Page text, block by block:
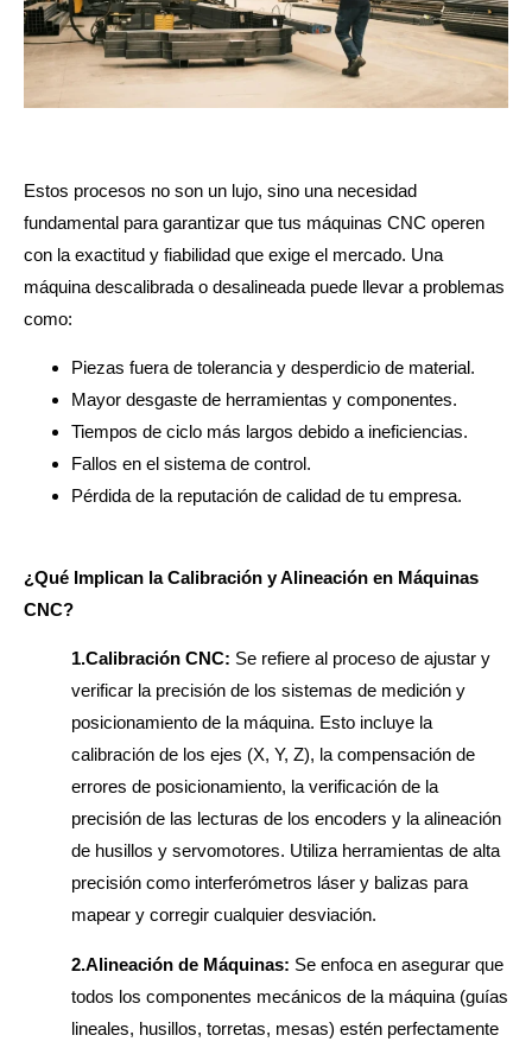
Estos procesos no son un lujo, sino una necesidad
fundamental para garantizar que tus máquinas CNC operen
con la exactitud y fiabilidad que exige el mercado. Una
máquina descalibrada o desalineada puede llevar a problemas
como:
Piezas fuera de tolerancia y desperdicio de material.
Mayor desgaste de herramientas y componentes.
Tiempos de ciclo más largos debido a ineficiencias.
Fallos en el sistema de control.
Pérdida de la reputación de calidad de tu empresa.
¿Qué Implican la Calibración y Alineación en Máquinas
CNC?
1.Calibración CNC: Se refiere al proceso de ajustar y
verificar la precisión de los sistemas de medición y
posicionamiento de la máquina. Esto incluye la
calibración de los ejes (X, Y, Z), la compensación de
errores de posicionamiento, la verificación de la
precisión de las lecturas de los encoders y la alineación
de husillos y servomotores. Utiliza herramientas de alta
precisión como interferómetros láser y balizas para
mapear y corregir cualquier desviación.
2.Alineación de Máquinas: Se enfoca en asegurar que
todos los componentes mecánicos de la máquina (guías
lineales, husillos, torretas, mesas) estén perfectamente